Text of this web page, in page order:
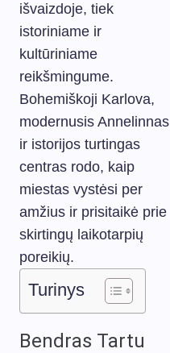
išvaizdoje, tiek
istoriniame ir
kultūriniame
reikšmingume.
Bohemiškoji Karlova,
modernusis Annelinnas
ir istorijos turtingas
centras rodo, kaip
miestas vystėsi per
amžius ir prisitaikė prie
skirtingų laikotarpių
poreikių.
Turinys
Bendras Tartu